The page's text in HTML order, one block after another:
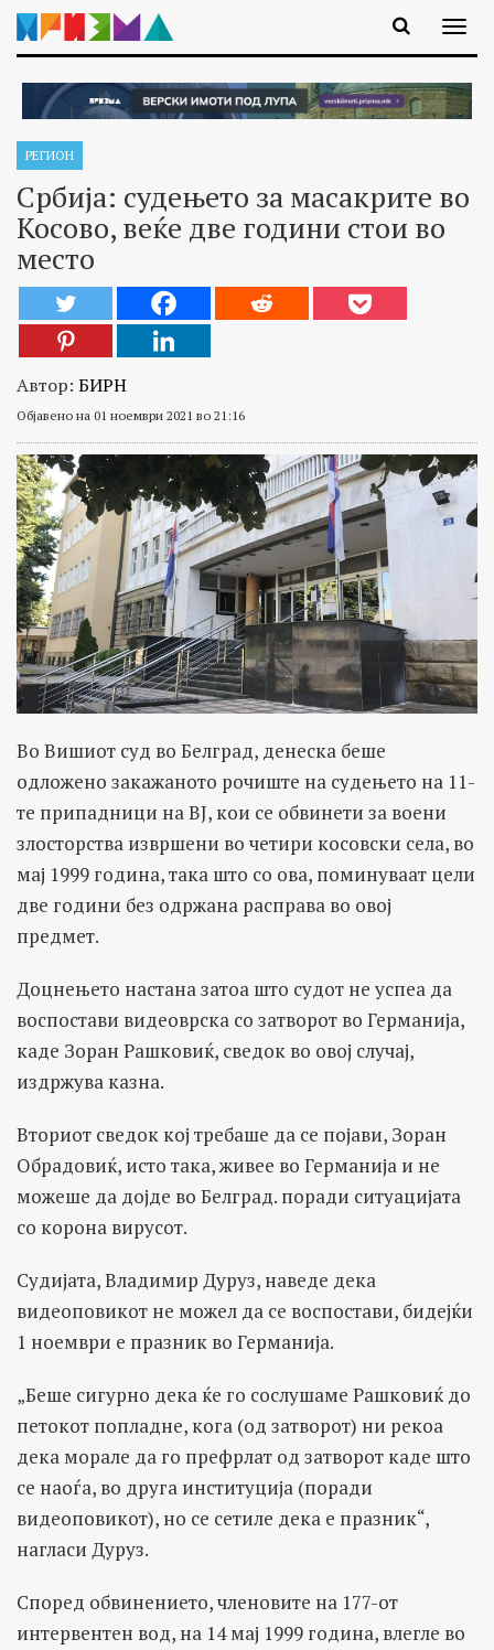
РЕГИОН
Србија: судењето за масакрите во
Косово, веќе две години стои во
место
Автор: БИРН
Објавено на 01 ноември 2021 во 21:16
Во Вишиот суд во Белград, денеска беше
одложено закажаното рочиште на судењето на 11-
те припадници на ВЈ, кои се обвинети за воени
злосторства извршени во четири косовски села, во
мај 1999 година, така што со ова, поминуваат цели
две години без одржана расправа во овој
предмет.
Доцнењето настана затоа што судот не успеа да
воспостави видеоврска со затворот во Германија,
каде Зоран Рашковиќ, сведок во овој случај,
издржува казна.
Вториот сведок кој требаше да се појави, Зоран
Обрадовиќ, исто така, живее во Германија и не
можеше да дојде во Белград. поради ситуацијата
со корона вирусот.
Судијата, Владимир Дуруз, наведе дека
видеоповикот не можел да се воспостави, бидејќи
1 ноември е празник во Германија.
„Беше сигурно дека ќе го сослушаме Рашковиќ до
петокот попладне, кога (од затворот) ни рекоа
дека морале да го префрлат од затворот каде што
се наоѓа, во друга институција (поради
видеоповикот), но се сетиле дека е празник“,
нагласи Дуруз.
Според обвинението, членовите на 177-от
интервентен вод, на 14 мај 1999 година, влегле во